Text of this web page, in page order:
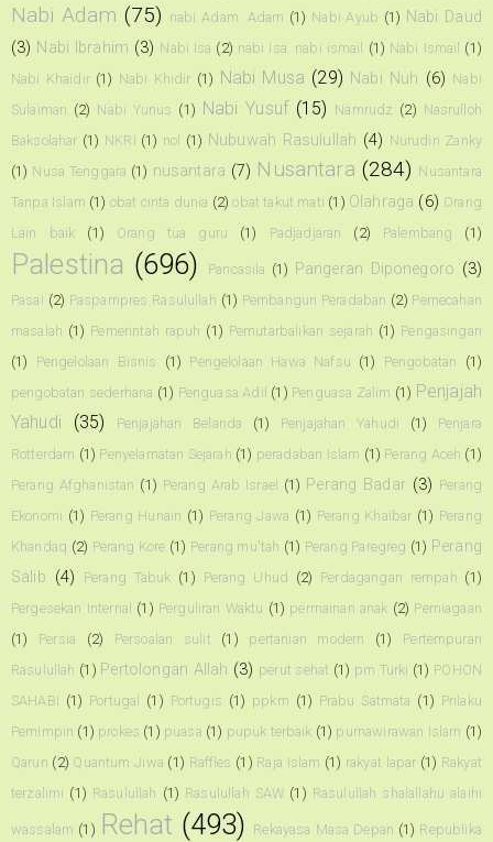
Nabi Adam (75) nabi Adam. Adam (1) Nabi Ayub (1) Nabi Daud
(3) Nabi Ibrahim (3) Nabi Isa (2) nabi Isa. nabi ismail (1) Nabi Ismail (1)
Nabi Khaidir (1) Nabi Khidir (1) Nabi Musa (29) Nabi Nuh (6) Nabi
Sulaiman (2) Nabi Yunus (1) Nabi Yusuf (15) Namrudz (2) Nasrulloh
Baksolahar (1) NKRI (1) nol (1) Nubuwah Rasulullah (4) Nurudin Zanky
(1) Nusa Tenggara (1) nusantara (7) Nusantara (284) Nusantara
Tanpa Islam (1) obat cinta dunia (2) obat takut mati (1) Olahraga (6) Orang
Lain baik
(1) Orang tua guru (1) Padjadjaran (2) Palembang (1)
Palestina (696) Pancasila (1) Pangeran Diponegoro (3)
Pasai (2) Paspampres Rasulullah (1) Pembangun Peradaban (2) Pemecahan
masalah (1) Pemerintah rapuh (1) Pemutarbalikan sejarah (1) Pengasingan
(1)
Pengelolaan Bisnis (1) Pengelolaan Hawa Nafsu (1) Pengobatan
(1)
pengobatan sederhana (1) Penguasa Adil (1) Penguasa Zalim (1) Penjajah
Yahudi
(35) Penjajahan Belanda (1) Penjajahan Yahudi (1)
Penjara
Rotterdam (1) Penyelamatan Sejarah (1) peradaban Islam (1) Perang Aceh (1)
Perang Afghanistan (1) Perang Arab Israel (1) Perang Badar (3) Perang
Ekonomi (1) Perang Hunain (1) Perang Jawa (1) Perang Khaibar (1) Perang
Khandaq (2) Perang Kore (1) Perang mu'tah (1) Perang Paregreg (1) Perang
Salib (4) Perang Tabuk (1) Perang Uhud (2) Perdagangan rempah (1)
Pergesekan Internal (1) Perguliran Waktu (1) permainan anak (2) Perniagaan
(1)
Persia (2) Persoalan sulit (1) pertanian modern (1)
Pertempuran
Rasulullah (1) Pertolongan Allah (3) perut sehat (1) pm Turki (1) POHON
SAHABI (1) Portugal (1) Portugis (1) ppkm (1) Prabu Satmata (1) Prilaku
Pemimpin (1) prokes (1) puasa (1) pupuk terbaik (1) purnawirawan Islam (1)
Qarun (2) Quantum Jiwa (1) Raffles (1) Raja Islam (1) rakyat lapar (1) Rakyat
terzalimi (1) Rasulullah (1) Rasulullah SAW (1) Rasulullah shalallahu alaihi
wassalam (1) Rehat (493) Rekayasa Masa Depan (1) Republika